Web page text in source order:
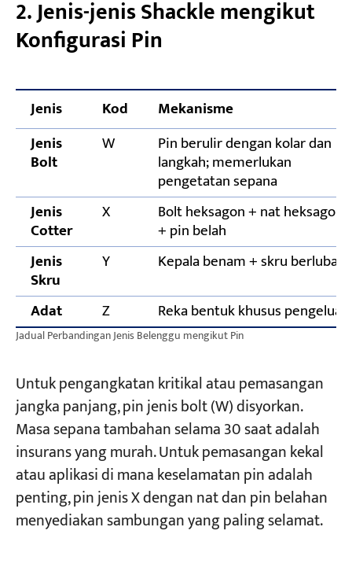
2. Jenis-jenis Shackle mengikut
Konfigurasi Pin
Jenis Kod
Mekanisme
Jenis
Bolt
W Pin berulir dengan kolar dan
langkah; memerlukan
pengetatan sepana
Jenis
Cotter
X Bolt heksagon + nat heksagon
+ pin belah
Jenis
Skru
Y Kepala benam + skru
Adat Z Reka bentuk khusus pengeluar
Jadual Perbandingan Jenis Belenggu mengikut Pin
Untuk pengangkatan kritikal atau pemasangan
jangka panjang, pin jenis bolt (W) disyorkan.
Masa sepana tambahan selama 30 saat adalah
insurans yang murah. Untuk pemasangan kekal
atau aplikasi di mana keselamatan pin adalah
penting, pin jenis X dengan nat dan pin belahan
menyediakan sambungan yang paling selamat.